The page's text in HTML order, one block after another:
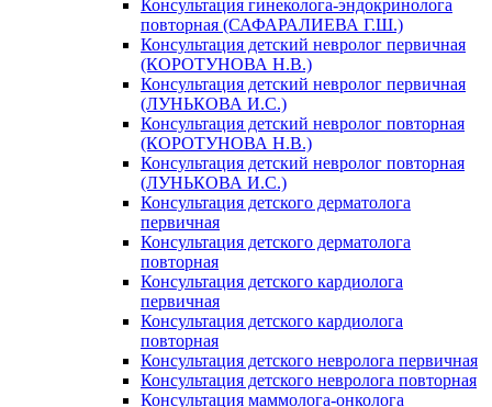
Консультация гинеколога-эндокринолога
повторная (САФАРАЛИЕВА Г.Ш.)
Консультация детский невролог первичная
(КОРОТУНОВА Н.В.)
Консультация детский невролог первичная
(ЛУНЬКОВА И.С.)
Консультация детский невролог повторная
(КОРОТУНОВА Н.В.)
Консультация детский невролог повторная
(ЛУНЬКОВА И.С.)
Консультация детского дерматолога
первичная
Консультация детского дерматолога
повторная
Консультация детского кардиолога
первичная
Консультация детского кардиолога
повторная
Консультация детского невролога первичная
Консультация детского невролога повторная
Консультация маммолога-онколога